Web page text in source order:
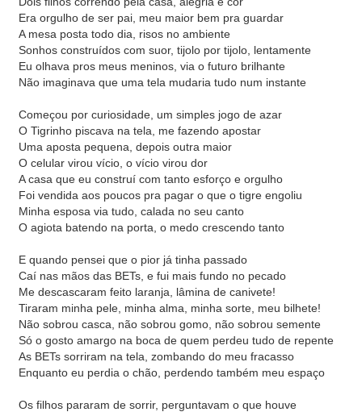
Era orgulho de ser pai, meu maior bem pra guardar
A mesa posta todo dia, risos no ambiente
Sonhos construídos com suor, tijolo por tijolo, lentamente
Eu olhava pros meus meninos, via o futuro brilhante
Não imaginava que uma tela mudaria tudo num instante
Começou por curiosidade, um simples jogo de azar
O Tigrinho piscava na tela, me fazendo apostar
Uma aposta pequena, depois outra maior
O celular virou vício, o vício virou dor
A casa que eu construí com tanto esforço e orgulho
Foi vendida aos poucos pra pagar o que o tigre engoliu
Minha esposa via tudo, calada no seu canto
O agiota batendo na porta, o medo crescendo tanto
E quando pensei que o pior já tinha passado
Caí nas mãos das BETs, e fui mais fundo no pecado
Me descascaram feito laranja, lâmina de canivete!
Tiraram minha pele, minha alma, minha sorte, meu bilhete!
Não sobrou casca, não sobrou gomo, não sobrou semente
Só o gosto amargo na boca de quem perdeu tudo de repente
As BETs sorriram na tela, zombando do meu fracasso
Enquanto eu perdia o chão, perdendo também meu espaço
Os filhos pararam de sorrir, perguntavam o que houve